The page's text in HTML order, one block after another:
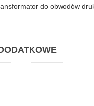
do obwodów